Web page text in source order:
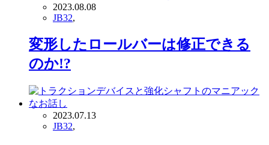
2023.08.08
JB32,
変形したロールバーは修正できる
のか!?
2023.07.13
JB32,